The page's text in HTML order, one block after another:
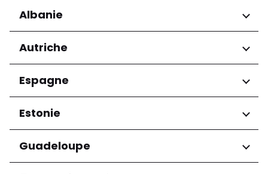
Albanie
Régions
Préfecture de Tirana
Autriche
Régions
Niederösterreich
Salzburg
Wien
Espagne
Régions
Andalucía
Estonie
Régions
Harju maakond
Guadeloupe